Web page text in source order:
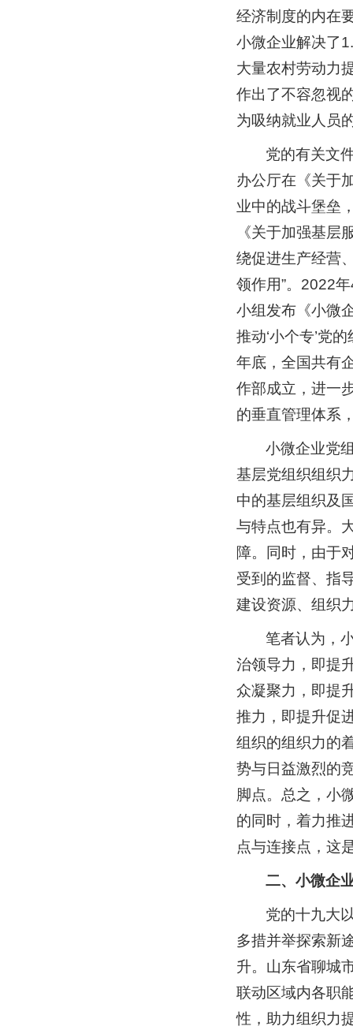
经济制度的内在
小微企业解决了
大量农村劳动力
作出了不容忽视
为吸纳就业人员
党的有关文
办公厅在《关于
业中的战斗堡垒
《关于加强基层
绕促进生产经营
领作用”。2022
小组发布《小微
推动‘小个专’党
年底，全国共有
作部成立，进一
的垂直管理体系
小微企业党
基层党组织组织
中的基层组织及
与特点也有异。
障。同时，由于
受到的监督、指
建设资源、组织
笔者认为，
治领导力，即提
众凝聚力，即提
推力，即提升促
组织的组织力的
势与日益激烈的
脚点。总之，小
的同时，着力推
点与连接点，这
二、小微企
党的十九大
多措并举探索新
升。山东省聊城
联动区域内各职
性，助力组织力